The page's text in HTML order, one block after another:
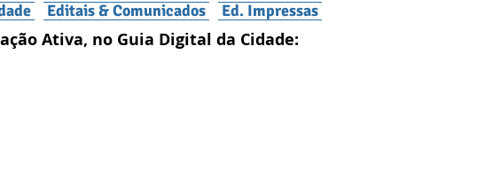
Editais & Comunicados Ed. Impressas
Ativa, no Guia Digital da Cidade: